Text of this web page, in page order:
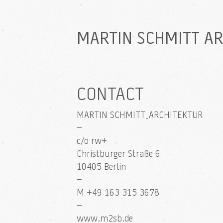
MARTIN SCHMITT
CONTACT
MARTIN SCHMITT_ARCHITEKTUR
–
c/o rw+
Christburger Straße 6
10405 Berlin
–
M +49 163 315 3678
–
www.m2sb.de